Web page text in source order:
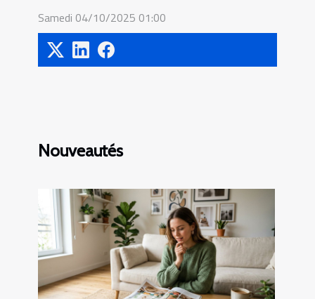
Samedi 04/10/2025 01:00
Nouveautés